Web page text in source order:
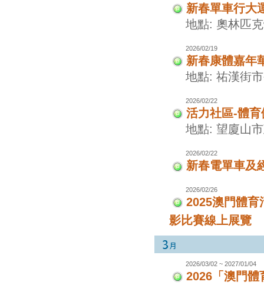
新春單車行大
地點: 奧林匹
2026/02/19
新春康體嘉年
地點: 祐漢街
2026/02/22
活力社區-體
地點: 望廈山
2026/02/22
新春電單車及
2026/02/26
2025澳門體育
影比賽線上展覽
2026/03/02 ~ 2027/01/04
2026「澳門體